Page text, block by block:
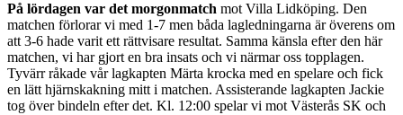
På lördagen var det morgonmatch mot Villa Lidköping. Den
matchen förlorar vi med 1-7 men båda lagledningarna är överens om
att 3-6 hade varit ett rättvisare resultat. Samma känsla efter den här
matchen, vi har gjort en bra insats och vi närmar oss topplagen.
Tyvärr råkade vår lagkapten Märta krocka med en spelare och fick
en lätt hjärnskakning mitt i matchen. Assisterande lagkapten Jackie
tog över bindeln efter det. Kl. 12:00 spelar vi mot Västerås SK och